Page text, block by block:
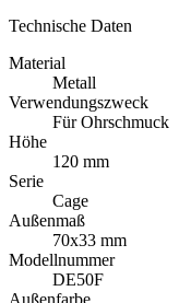
Technische Daten
Material
Metall
Verwendungszweck
Für Ohrschmuck
Höhe
120 mm
Serie
Cage
Außenmaß
70x33 mm
Modellnummer
DE50F